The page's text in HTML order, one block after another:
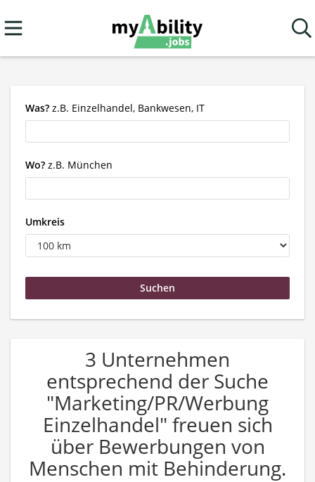
Was? z.B. Einzelhandel, Bankwesen, IT
Wo? z.B. München
Umkreis
3 Unternehmen
entsprechend der Suche
"Marketing/PR/Werbung
Einzelhandel" freuen sich
über Bewerbungen von
Menschen mit Behinderung.